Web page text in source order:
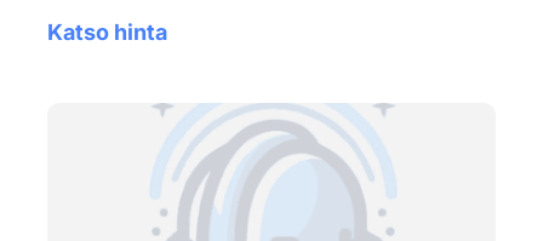
Katso hinta